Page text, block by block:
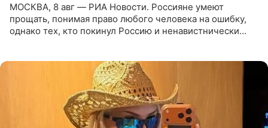
МОСКВА, 8 авг — РИА Новости. Россияне умеют
прощать, понимая право любого человека на ошибку,
однако тех, кто покинул Россию и ненавистнически